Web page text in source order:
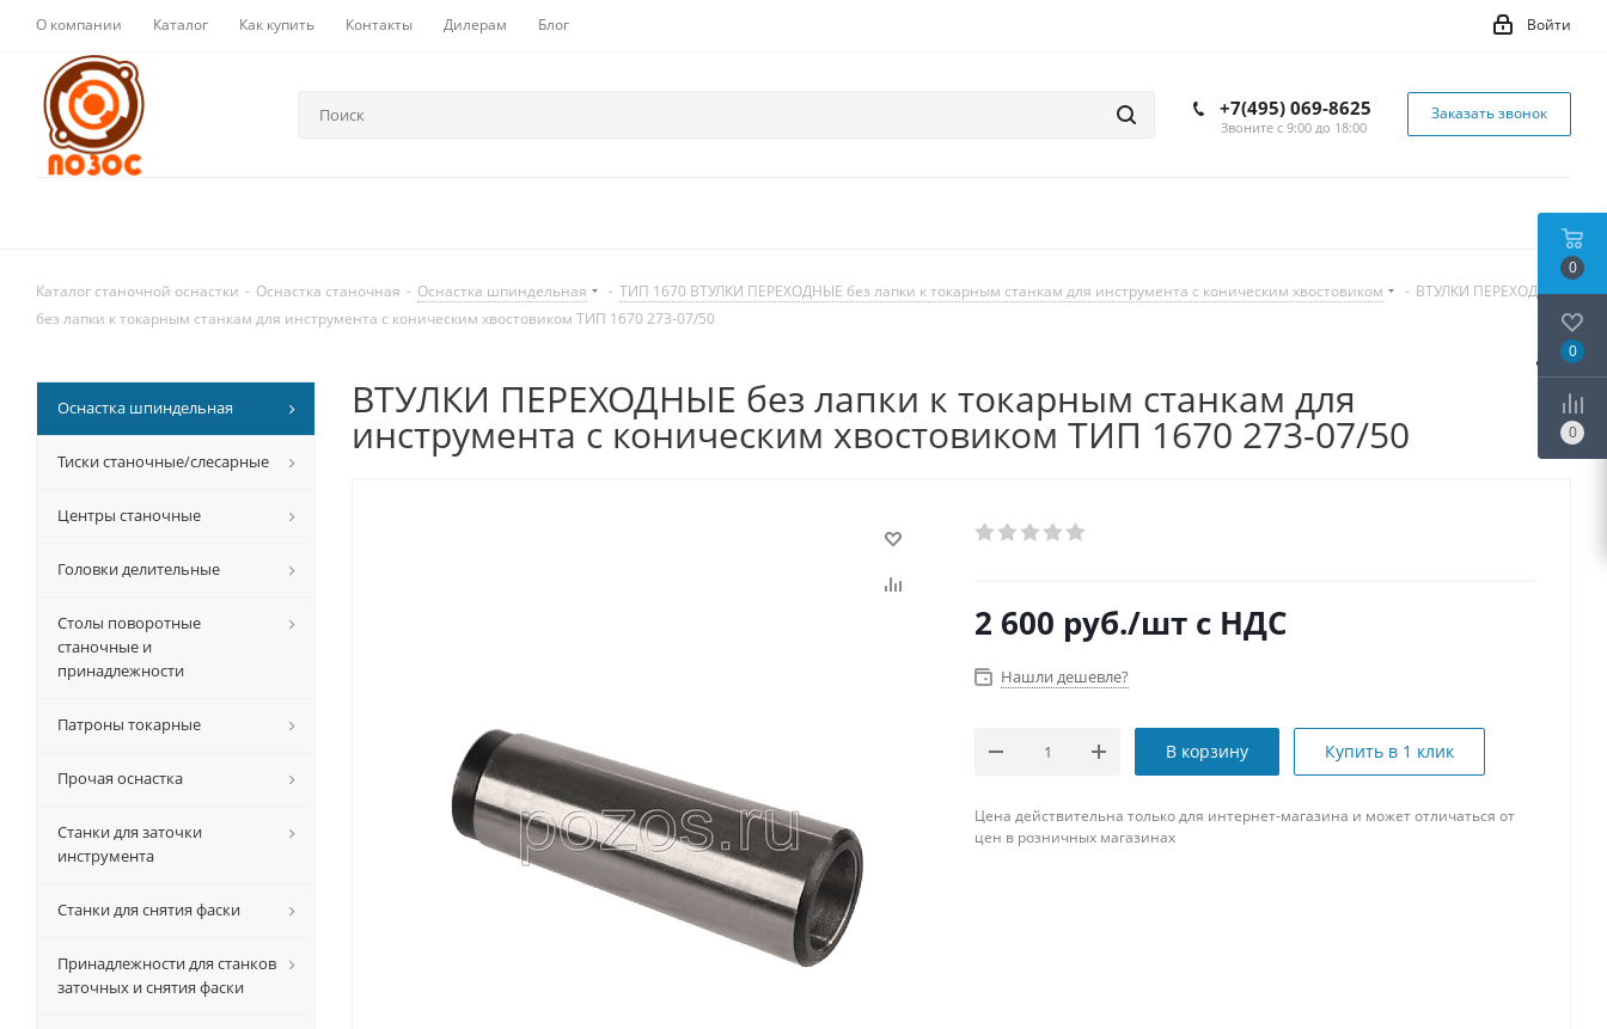
О компании Каталог Как купить Контакты Дилерам Блог Войти
+7(495) 069-8625
Звоните с 9:00 до 18:00
Заказать звонок
Каталог станочной оснастки - Оснастка станочная - Оснастка шпиндельная - ТИП 1670 ВТУЛКИ ПЕРЕХОДНЫЕ без лапки к токарным станкам для инструмента с коническим хвостовиком - ВТУЛКИ ПЕРЕХОДНЫЕ
без лапки к токарным станкам для инструмента с коническим хвостовиком ТИП 1670 273-07/50
ВТУЛКИ ПЕРЕХОДНЫЕ без лапки к токарным станкам для
инструмента с коническим хвостовиком ТИП 1670 273-07/50
2 600 руб./шт с НДС
Нашли дешевле?
В корзину Купить в 1 клик
Цена действительна только для интернет-магазина и может отличаться от
цен в розничных магазинах
Оснастка шпиндельная
Тиски станочные/слесарные
Центры станочные
Головки делительные
Столы поворотные
станочные и
принадлежности
Патроны токарные
Прочая оснастка
Станки для заточки
инструмента
Станки для снятия фаски
Принадлежности для станков
заточных и снятия фаски
0
0
0